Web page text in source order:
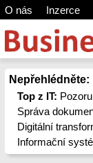
O nás Inzerce
Nepřehlédněte:
Top z IT:
Správa
Digitální
Informační